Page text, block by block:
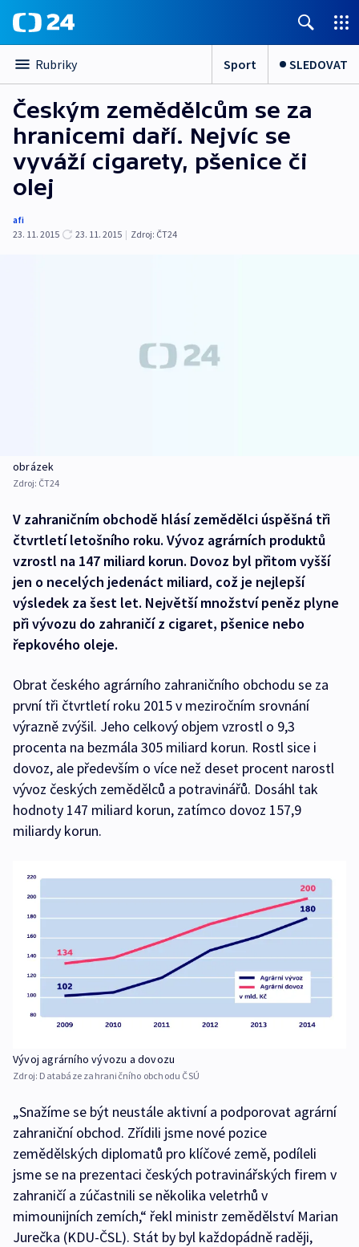
Rubriky Sport SLEDOVAT
Českým zemědělcům se za
hranicemi daří. Nejvíc se
vyváží cigarety, pšenice či
olej
afi
23. 11. 2015
23. 11. 2015 | Zdroj: ČT24
obrázek
Zdroj: ČT24
V zahraničním obchodě hlásí zemědělci úspěšná tři
čtvrtletí letošního roku. Vývoz agrárních produktů
vzrostl na 147 miliard korun. Dovoz byl přitom vyšší
jen o necelých jedenáct miliard, což je nejlepší
výsledek za šest let. Největší množství peněz plyne
při vývozu do zahraničí z cigaret, pšenice nebo
řepkového oleje.
Obrat českého agrárního zahraničního obchodu se za
první tři čtvrtletí roku 2015 v meziročním srovnání
výrazně zvýšil. Jeho celkový objem vzrostl o 9,3
procenta na bezmála 305 miliard korun. Rostl sice i
dovoz, ale především o více než deset procent narostl
vývoz českých zemědělců a potravinářů. Dosáhl tak
hodnoty 147 miliard korun, zatímco dovoz 157,9
miliardy korun.
Vývoj agrárního vývozu a dovozu
Zdroj: Databáze zahraničního obchodu ČSÚ
„Snažíme se být neustále aktivní a podporovat agrární
zahraniční obchod. Zřídili jsme nové pozice
zemědělských diplomatů pro klíčové země, podíleli
jsme se na prezentaci českých potravinářských firem v
zahraničí a zúčastnili se několika veletrhů v
mimounijních zemích,“ řekl ministr zemědělství Marian
Jurečka (KDU-ČSL). Stát by byl každopádně raději,